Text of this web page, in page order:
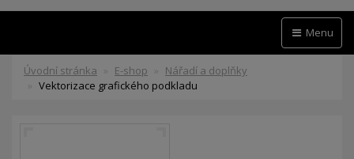
Menu
Úvodní stránka E-shop
Nářadí a doplňky
Vektorizace grafického podkladu